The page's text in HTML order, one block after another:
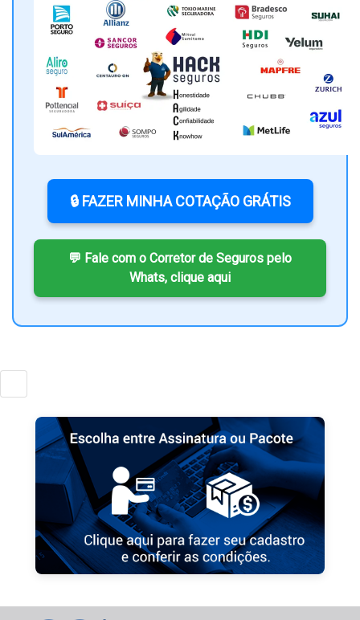
🔒 FAZER MINHA COTAÇÃO GRÁTIS
💬 Fale com o Corretor de Seguros pelo
Whats, clique aqui